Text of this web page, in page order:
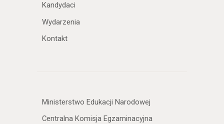
Kandydaci
Wydarzenia
Kontakt
Ministerstwo Edukacji Narodowej
Centralna Komisja Egzaminacyjna